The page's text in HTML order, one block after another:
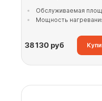
Обслуживаемая
Мощность
38 130 руб